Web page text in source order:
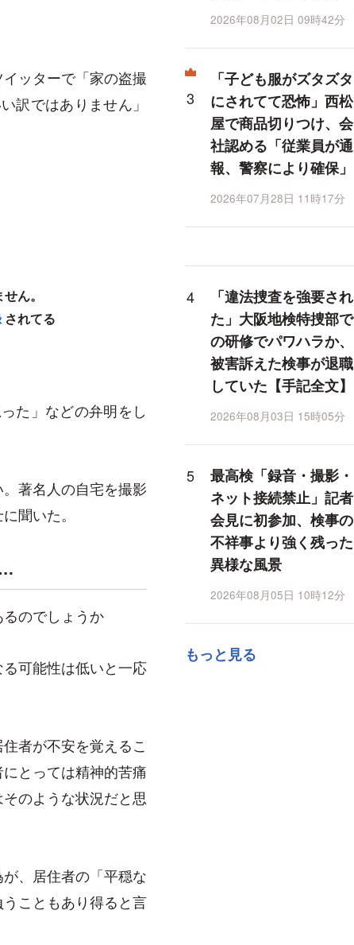
ッターで「家の盗撮
訳ではありません」
ん。
されてる
た」などの弁明をし
著名人の自宅を撮影
聞いた。
のでしょうか
可能性は低いと一応
者が不安を覚えるこ
とっては精神的苦痛
のような状況だと思
、居住者の「平穏な
こともあり得ると言
2026年08月02日 09時42分
「子ども服がズタズタ
にされてて恐怖」西松
屋で商品切りつけ、会
社認める「従業員が通
報、警察により確保」
2026年07月28日 11時17分
「違法捜査を強要され
た」大阪地検特捜部で
の研修でパワハラか、
被害訴えた検事が退職
していた【手記全文】
2026年08月03日 15時05分
最高検「録音・撮影・
ネット接続禁止」記者
会見に初参加、検事の
不祥事より強く残った
異様な風景
2026年08月05日 10時12分
もっと見る